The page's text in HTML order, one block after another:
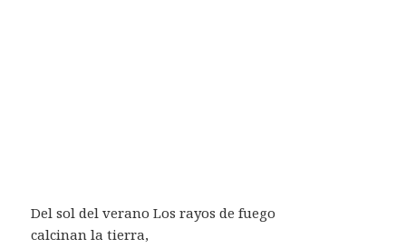
Del sol del verano Los rayos de fuego
calcinan la tierra,